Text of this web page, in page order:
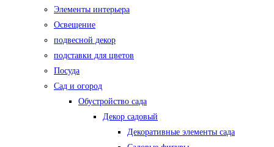
Элементы интерьера
Освещение
подвесной декор
подставки для цветов
Посуда
Сад и огород
Обустройство сада
Декор садовый
Декоративные элементы сада